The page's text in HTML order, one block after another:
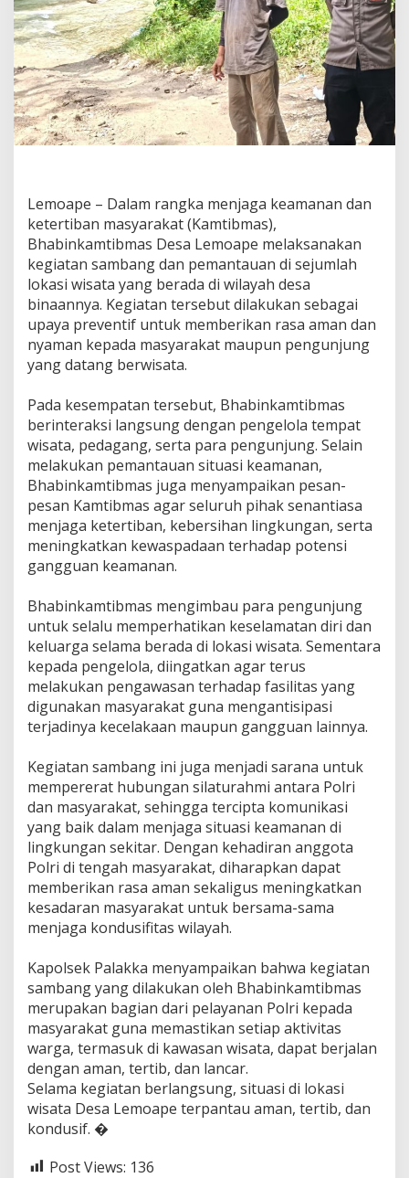
t
a
d
i
D
e
a
L
a
p
e
,
I
n
i
y
a
n
i
l
a
k
u
k
a
B
h
i
n
k
a
m
t
b
m
s
‎Lemoape – Dalam rangka menjaga keamanan dan
ketertiban masyarakat (Kamtibmas),
Bhabinkamtibmas Desa Lemoape melaksanakan
kegiatan sambang dan pemantauan di sejumlah
lokasi wisata yang berada di wilayah desa
binaannya. Kegiatan tersebut dilakukan sebagai
upaya preventif untuk memberikan rasa aman dan
nyaman kepada masyarakat maupun pengunjung
yang datang berwisata.
‎Pada kesempatan tersebut, Bhabinkamtibmas
berinteraksi langsung dengan pengelola tempat
wisata, pedagang, serta para pengunjung. Selain
melakukan pemantauan situasi keamanan,
Bhabinkamtibmas juga menyampaikan pesan-
pesan Kamtibmas agar seluruh pihak senantiasa
menjaga ketertiban, kebersihan lingkungan, serta
meningkatkan kewaspadaan terhadap potensi
gangguan keamanan.
‎Bhabinkamtibmas mengimbau para pengunjung
untuk selalu memperhatikan keselamatan diri dan
keluarga selama berada di lokasi wisata. Sementara
kepada pengelola, diingatkan agar terus
melakukan pengawasan terhadap fasilitas yang
digunakan masyarakat guna mengantisipasi
terjadinya kecelakaan maupun gangguan lainnya.
‎Kegiatan sambang ini juga menjadi sarana untuk
mempererat hubungan silaturahmi antara Polri
dan masyarakat, sehingga tercipta komunikasi
yang baik dalam menjaga situasi keamanan di
lingkungan sekitar. Dengan kehadiran anggota
Polri di tengah masyarakat, diharapkan dapat
memberikan rasa aman sekaligus meningkatkan
kesadaran masyarakat untuk bersama-sama
menjaga kondusifitas wilayah.
‎Kapolsek Palakka menyampaikan bahwa kegiatan
sambang yang dilakukan oleh Bhabinkamtibmas
merupakan bagian dari pelayanan Polri kepada
masyarakat guna memastikan setiap aktivitas
warga, termasuk di kawasan wisata, dapat berjalan
dengan aman, tertib, dan lancar.
‎Selama kegiatan berlangsung, situasi di lokasi
wisata Desa Lemoape terpantau aman, tertib, dan
kondusif. �
Post Views: 136